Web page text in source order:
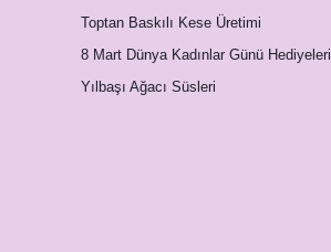
Toptan Baskılı Kese Üretimi
8 Mart Dünya Kadınlar Günü Hediyeleri
Yılbaşı Ağacı Süsleri